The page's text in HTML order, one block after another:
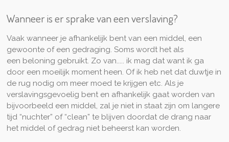
Wanneer is er sprake van een verslaving?
Vaak wanneer je afhankelijk bent van een middel, een
gewoonte of een gedraging. Soms wordt het als
een beloning gebruikt. Zo van..... ik mag dat want ik ga
door een moeilijk moment heen. Of ik heb net dat duwtje in
de rug nodig om meer moed te krijgen etc. Als je
verslavingsgevoelig bent en afhankelijk gaat worden van
bijvoorbeeld een middel, zal je niet in staat zijn om langere
tijd “nuchter” of “clean” te blijven doordat de drang naar
het middel of gedrag niet beheerst kan worden.